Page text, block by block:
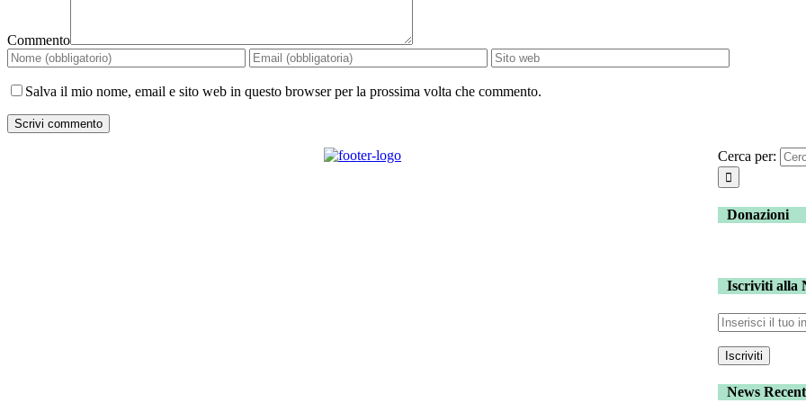
Commento
Salva il mio nome, email e sito web in questo browser per la prossima volta che commento.
Cerca per:
Donazioni
Iscriviti alla
News